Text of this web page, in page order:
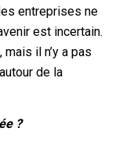
entreprises ne
est incertain.
il n’y a pas
de la
?